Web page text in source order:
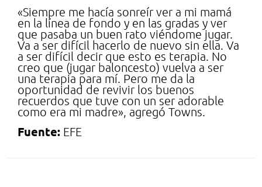
«Siempre me hacía sonreír ver a mi mamá
en la línea de fondo y en las gradas y ver
que pasaba un buen rato viéndome jugar.
Va a ser difícil hacerlo de nuevo sin ella. Va
a ser difícil decir que esto es terapia. No
creo que (jugar baloncesto) vuelva a ser
una terapia para mí. Pero me da la
oportunidad de revivir los buenos
recuerdos que tuve con un ser adorable
como era mi madre», agregó Towns.
Fuente: EFE